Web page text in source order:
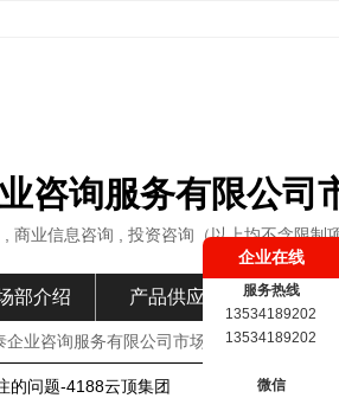
咨询服务有限公司
商业信息咨询 , 投资咨询（以上均不含限制
部介绍 产品供应 市场部
企业咨询服务有限公司市场部 »市场部新闻
的问题-4188云顶集团
企业在线
服务热线
13534189202
13534189202
微信